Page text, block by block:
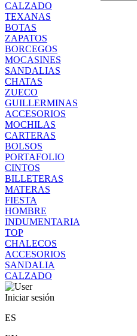
CALZADO
TEXANAS
BOTAS
ZAPATOS
BORCEGOS
MOCASINES
SANDALIAS
CHATAS
ZUECO
GUILLERMINAS
ACCESORIOS
MOCHILAS
CARTERAS
BOLSOS
PORTAFOLIO
CINTOS
BILLETERAS
MATERAS
FIESTA
HOMBRE
INDUMENTARIA
TOP
CHALECOS
ACCESORIOS
SANDALIA
CALZADO
Iniciar sesión
ES